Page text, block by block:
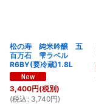
松の寿 純米吟醸 五
百万石 雫ラベル
R6BY(要冷蔵)1.8L
3,400円(税別)
(税込 : 3,740円)